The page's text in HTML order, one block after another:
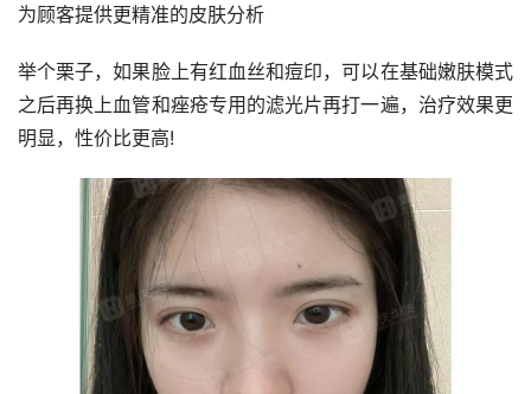
为顾客提供更精准的皮肤分析
举个栗子，如果脸上有红血丝和痘印，可以在基础嫩肤模式
之后再换上血管和痤疮专用的滤光片再打一遍，治疗效果更
明显，性价比更高!